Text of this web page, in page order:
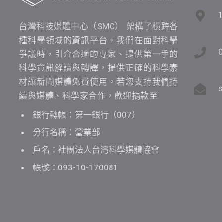
台灣科技媒體中心（SMC） 架構了橫跨各
種科學領域的資訊平台。我們在面對科學
爭議時，引介合適的專家、提供第一手的
科學資訊解讀與轉譯，提供正確的科學素
材讓新聞媒體免費使用。若您支持我們持
續與媒體、科學家合作，歡迎捐款至
銀行轉帳：第一銀行（007）
分行名稱：營業部
戶名：社團法人台灣科學媒體協會
帳號：093-10-170081